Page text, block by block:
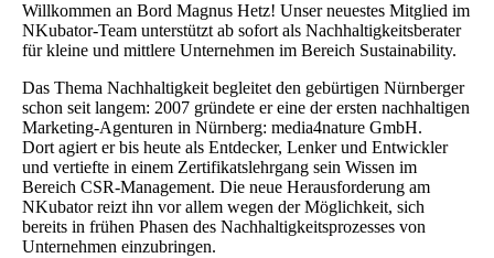
Willkommen an Bord Magnus Hetz! Unser neuestes Mitglied im
NKubator-Team unterstützt ab sofort als Nachhaltigkeitsberater
für kleine und mittlere Unternehmen im Bereich Sustainability.
Das Thema Nachhaltigkeit begleitet den gebürtigen Nürnberger
schon seit langem: 2007 gründete er eine der ersten nachhaltigen
Marketing-Agenturen in Nürnberg: media4nature GmbH.
Dort agiert er bis heute als Entdecker, Lenker und Entwickler
und vertiefte in einem Zertifikatslehrgang sein Wissen im
Bereich CSR-Management. Die neue Herausforderung am
NKubator reizt ihn vor allem wegen der Möglichkeit, sich
bereits in frühen Phasen des Nachhaltigkeitsprozesses von
Unternehmen einzubringen.